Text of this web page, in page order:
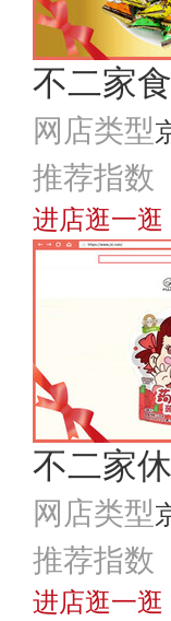
不二家
网店类型
推荐指数
进店逛一逛
不二家
网店类型
推荐指数
进店逛一逛